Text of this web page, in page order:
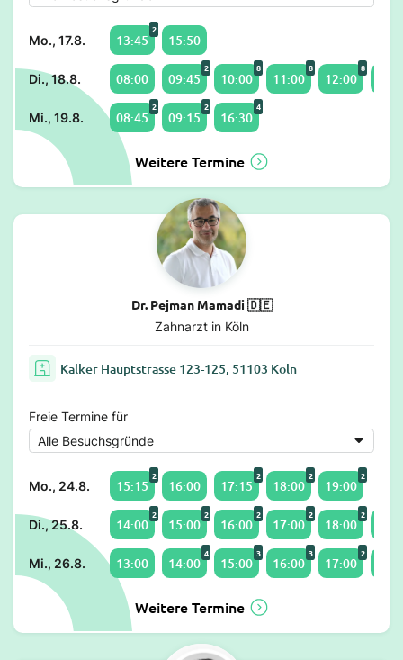
Mo., 17.8. 13:45
2
15:50
Di., 18.8. 08:00 09:45
2
10:00
8
11:00
8
12:00
8
Mi., 19.8. 08:45
2
09:15
2
16:30
4
Weitere Termine
Dr. Pejman Mamadi 🇩🇪
Zahnarzt in Köln
Kalker Hauptstrasse 123-125, 51103 Köln
Freie Termine für
Mo., 24.8. 15:15
2
16:00 17:15
2
18:00
2
19:00
2
Di., 25.8. 14:00
2
15:00
2
16:00
2
17:00
2
18:00
2
Mi., 26.8. 13:00 14:00
4
15:00
3
16:00
3
17:00
2
Weitere Termine